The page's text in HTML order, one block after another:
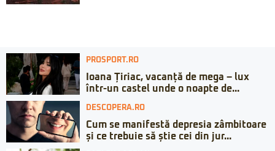
PROSPORT.RO
Ioana Țiriac, vacanță de mega – lux
într-un castel unde o noapte de...
DESCOPERA.RO
Cum se manifestă depresia zâmbitoare
și ce trebuie să știe cei din jur...